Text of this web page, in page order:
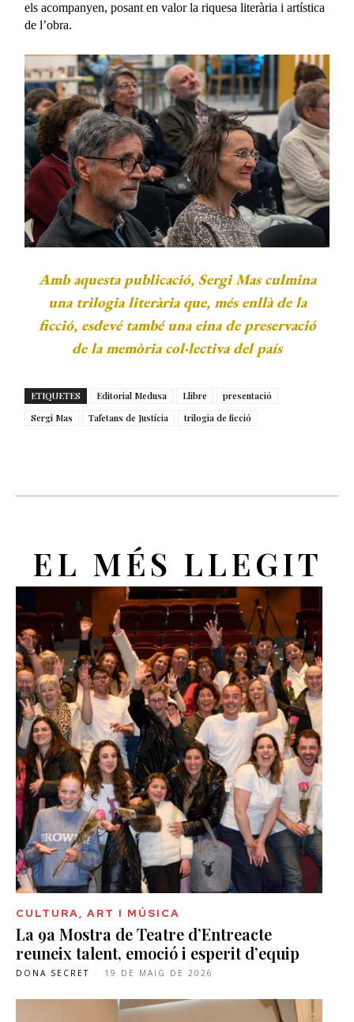
els acompanyen, posant en valor la riquesa literària i artística
de l’obra.
Amb aquesta publicació, Sergi Mas culmina
una trilogia literària que, més enllà de la
ficció, esdevé també una eina de preservació
de la memòria col·lectiva del país
ETIQUETES Editorial Medusa Llibre
presentació
Sergi Mas
Tafetans de Justícia trilogia de ficció
EL MÉS LLEGIT
CULTURA, ART I MÚSICA
La 9a Mostra de Teatre d’Entreacte
reuneix talent, emoció i esperit d’equip
DONA SECRET - 19 DE MAIG DE 2026